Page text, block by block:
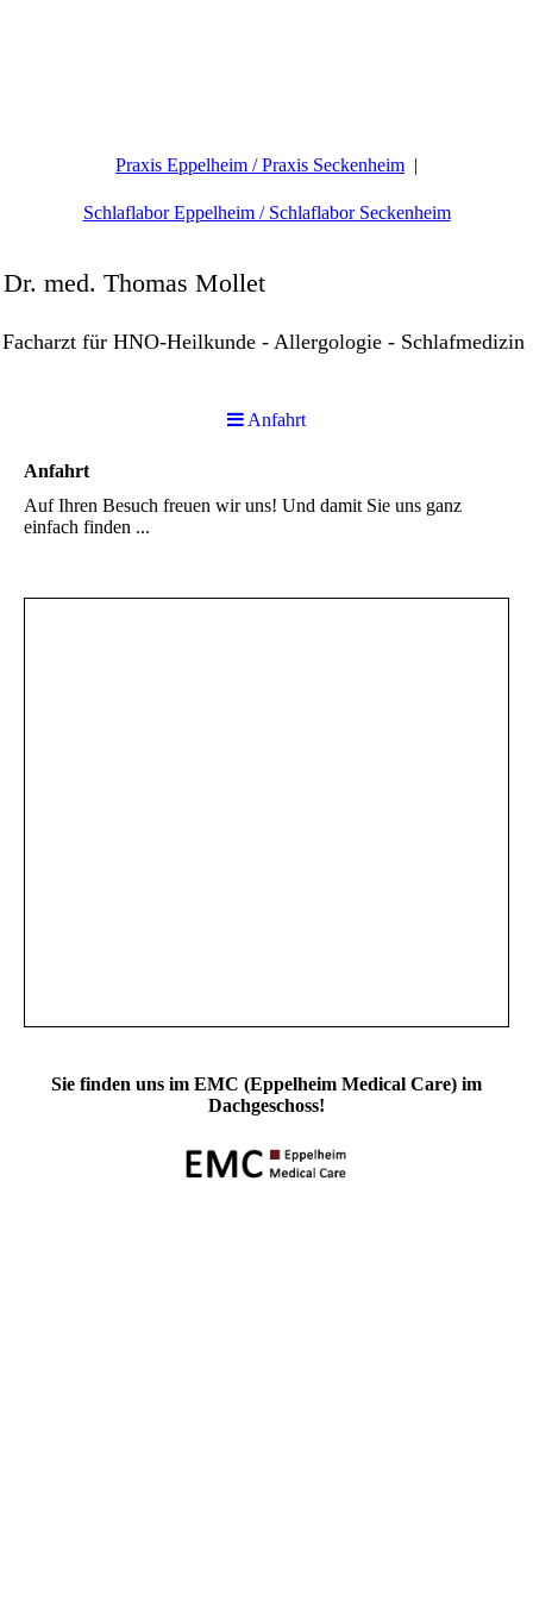
Praxis Eppelheim / Praxis Seckenheim
Schlaflabor Eppelheim / Schlaflabor Seckenheim
Dr. med. Thomas Mollet
Facharzt für HNO-Heilkunde - Allergologie - Schlafmedizin
Anfahrt
Anfahrt
Auf Ihren Besuch freuen wir uns! Und damit Sie uns ganz
einfach finden ...
Sie finden uns im EMC (Eppelheim Medical Care) im
Dachgeschoss!